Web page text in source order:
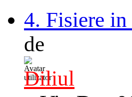
4. Fisiere in
de
Diliul